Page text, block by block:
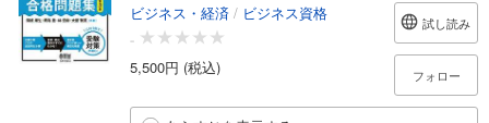
ビジネス・経済 / ビジネス資格
-
5,500円 (税込)
試し読み
フォロー